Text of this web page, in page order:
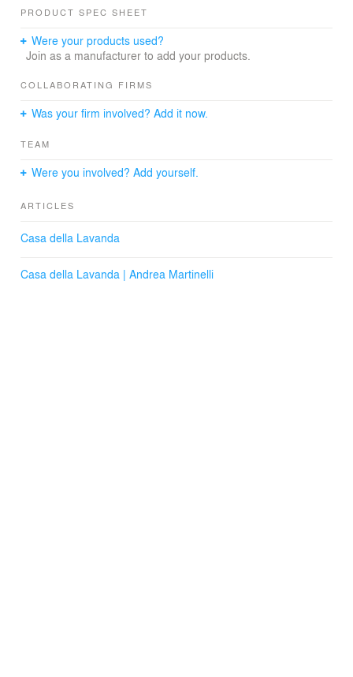
luminosi, caratterizzati dalla particolare forma stretta ed
PRODUCT SPEC SHEET
Were your products used?
Join as a manufacturer to add your products.
COLLABORATING FIRMS
Was your firm involved? Add it now.
TEAM
Were you involved? Add yourself.
ARTICLES
Casa della Lavanda
Casa della Lavanda | Andrea Martinelli